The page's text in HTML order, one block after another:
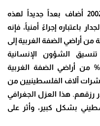
الجدار العازل الذي بدأ بناؤه عام 2002 أضاف بعداً جديداً لهذه
باعتباره إجراءً أمنياً، فإنه
أراضي الضفة الغربية إلى
تنسيق الشؤون الإنسانية
(OCHA) تشير إلى أن أكثر من 10% من أراضي الضفة الغربية
آلاف الفلسطينيين من
رزقهم. هذا العزل الجغرافي
بشكل كبير، وأثر على